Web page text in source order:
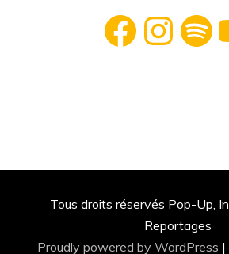
Facebook InstagramSpotify
Tous droits réservés Pop-Up,
Reportages
Proudly powered by WordPress |